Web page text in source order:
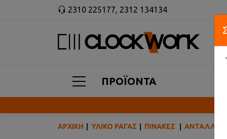
2310 225177, 2312 134134
ΠΡΟΪΟΝΤΑ
ΑΡΧΙΚΉ ΥΛΙΚΌ ΡΆΓΑΣ ΠΊΝΑΚΕΣ